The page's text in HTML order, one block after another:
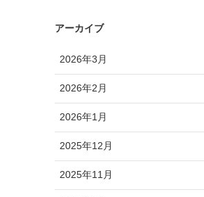
アーカイブ
2026年3月
2026年2月
2026年1月
2025年12月
2025年11月